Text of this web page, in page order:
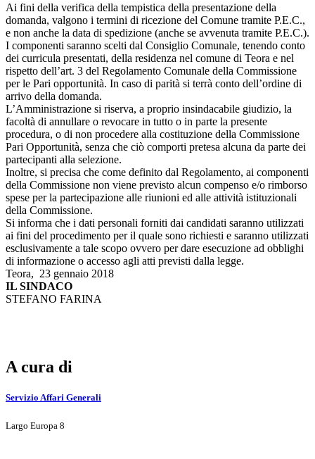
Ai fini della verifica della tempistica della presentazione della
domanda, valgono i termini di ricezione del Comune tramite P.E.C.,
e non anche la data di spedizione (anche se avvenuta tramite P.E.C.).
I componenti saranno scelti dal Consiglio Comunale, tenendo conto
dei curricula presentati, della residenza nel comune di Teora e nel
rispetto dell’art. 3 del Regolamento Comunale della Commissione
per le Pari opportunità. In caso di parità si terrà conto dell’ordine di
arrivo della domanda.
L’Amministrazione si riserva, a proprio insindacabile giudizio, la
facoltà di annullare o revocare in tutto o in parte la presente
procedura, o di non procedere alla costituzione della Commissione
Pari Opportunità, senza che ciò comporti pretesa alcuna da parte dei
partecipanti alla selezione.
Inoltre, si precisa che come definito dal Regolamento, ai componenti
della Commissione non viene previsto alcun compenso e/o rimborso
spese per la partecipazione alle riunioni ed alle attività istituzionali
della Commissione.
Si informa che i dati personali forniti dai candidati saranno utilizzati
ai fini del procedimento per il quale sono richiesti e saranno utilizzati
esclusivamente a tale scopo ovvero per dare esecuzione ad obblighi
di informazione o accesso agli atti previsti dalla legge.
Teora, 23 gennaio 2018
IL SINDACO
STEFANO FARINA
A cura di
Servizio Affari Generali
Largo Europa 8